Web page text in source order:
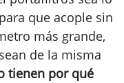
que acople sin
más grande,
de la misma
tienen por qué